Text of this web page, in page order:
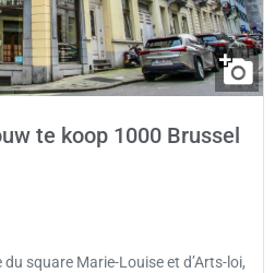
te koop 1000 Brussel
square Marie-Louise et d’Arts-loi,